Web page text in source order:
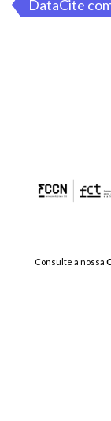
DataCite
Consulte a nossa